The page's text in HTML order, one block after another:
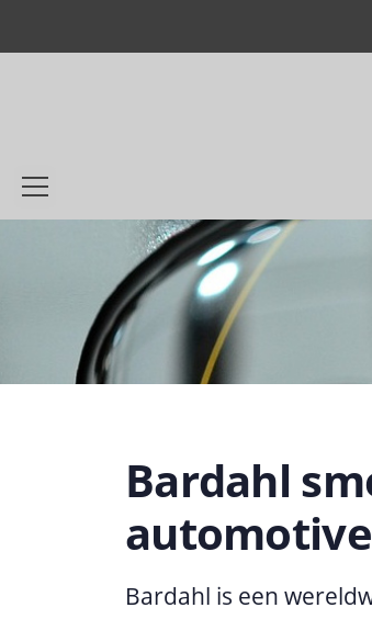
Bardahl
Bardahl is een